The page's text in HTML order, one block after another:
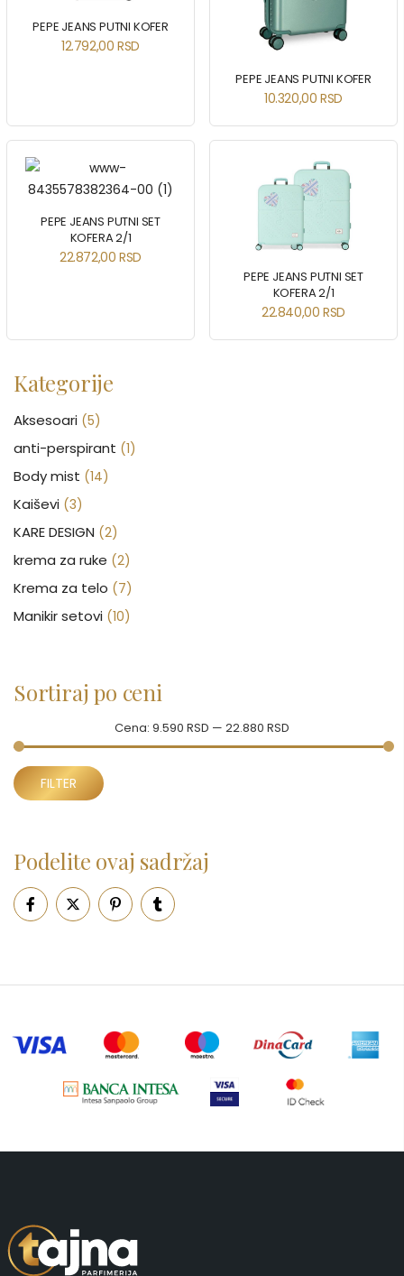
PEPE JEANS PUTNI KOFER
12.792,00RSD
PEPE JEANS PUTNI KOFER
10.320,00RSD
PEPE JEANS PUTNI SET
KOFERA 2/1
22.872,00RSD
PEPE JEANS PUTNI SET
KOFERA 2/1
22.840,00RSD
Kategorije
Aksesoari (5)
anti-perspirant (1)
Body mist (14)
Kaiševi (3)
KARE DESIGN (2)
krema za ruke (2)
Krema za telo (7)
Manikir setovi (10)
Nega lica (88)
Neseseri
Novčanici (50)
Pepe Jeans Ranac (10)
Piling za telo (3)
Putni program (47)
Putni koferi (6)
Šminka
Uncategorized (1)
Sortiraj po ceni
FILTER
Cena: 9.590 RSD — 22.880 RSD
Podelite ovaj sadržaj